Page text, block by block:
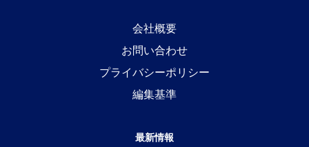
会社概要
お問い合わせ
プライバシーポリシー
編集基準
最新情報